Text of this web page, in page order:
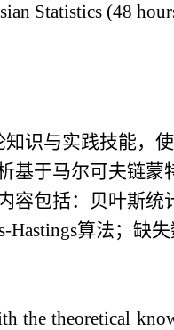
Statistics (48
识与实践技能，
基于马尔可夫链
容包括：
贝叶斯统
Hastings算法； 缺失
the theoretical